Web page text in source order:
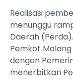
Realisasi
menunggu
Daerah
Pemkot
dengan
menerbitkan